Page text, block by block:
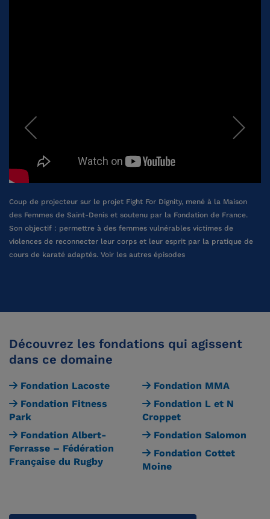
Coup de projecteur sur le projet Fight For Dignity, mené à la Maison
des Femmes de Saint-Denis et soutenu par la Fondation de France.
Son objectif : permettre à des femmes vulnérables victimes de
violences de reconnecter leur corps et leur esprit par la pratique de
cours de karaté adaptés. Voir les autres épisodes
Découvrez les fondations qui agissent
dans ce domaine
Fondation Lacoste
Fondation Fitness
Park
Fondation Albert-
Ferrasse – Fédération
Française du Rugby
Fondation MMA
Fondation L et N
Croppet
Fondation Salomon
Fondation Cottet
Moine